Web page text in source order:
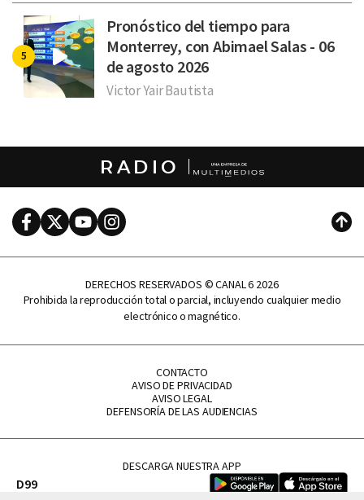
Pronóstico del tiempo para
Monterrey, con Abimael Salas - 06
de agosto 2026
Victor Yair Bautista
RADIO
FacebookTwitterYoutubeInstagram
DERECHOS RESERVADOS © CANAL 6 2026
Prohibida la reproducción total o parcial, incluyendo cualquier medio
electrónico o magnético.
CONTACTO
AVISO DE PRIVACIDAD
AVISO LEGAL
DEFENSORÍA DE LAS AUDIENCIAS
DESCARGA NUESTRA APP
D99